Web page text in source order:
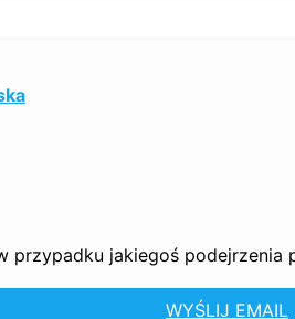
jakiegoś podejrzenia
WYŚLIJ EMAIL